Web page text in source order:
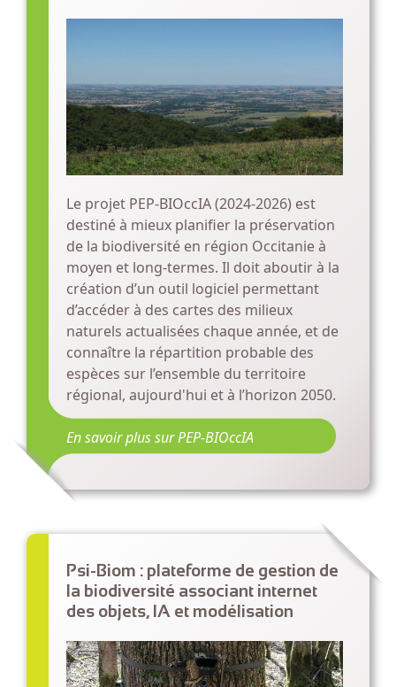
Le projet PEP-BIOccIA (2024-2026) est
destiné à mieux planifier la préservation
de la biodiversité en région Occitanie à
moyen et long-termes. Il doit aboutir à la
création d’un outil logiciel permettant
d’accéder à des cartes des milieux
naturels actualisées chaque année, et de
connaître la répartition probable des
espèces sur l’ensemble du territoire
régional, aujourd'hui et à l’horizon 2050.
En savoir plus sur PEP-BIOccIA
Psi-Biom : plateforme de gestion de
la biodiversité associant internet
des objets, IA et modélisation